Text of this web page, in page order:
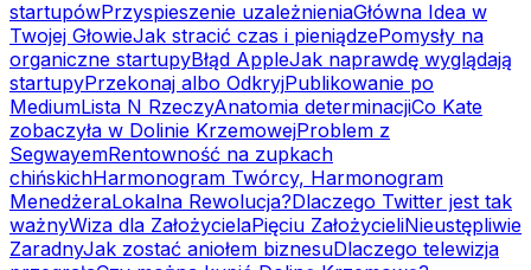
startupówPrzyspieszenie uzależnieniaGłówna Idea w
Twojej GłowieJak stracić czas i pieniądzePomysły na
organiczne startupyBłąd AppleJak naprawdę wyglądają
startupyPrzekonaj albo OdkryjPublikowanie po
MediumLista N RzeczyAnatomia determinacjiCo Kate
zobaczyła w Dolinie KrzemowejProblem z
SegwayemRentowność na zupkach
chińskichHarmonogram Twórcy, Harmonogram
MenedżeraLokalna Rewolucja?Dlaczego Twitter jest tak
ważnyWiza dla ZałożycielaPięciu ZałożycieliNieustępliwie
ZaradnyJak zostać aniołem biznesuDlaczego telewizja